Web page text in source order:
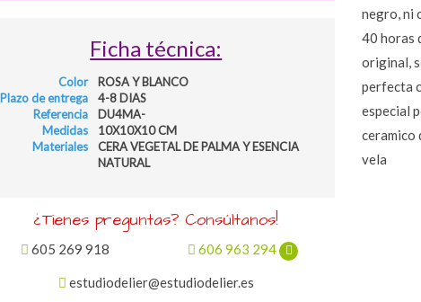
Ficha técnica:
Color
ROSA Y BLANCO
Plazo de entrega
4-8 DIAS
Referencia
DU4MA-
Medidas
10X10X10 CM
Materiales
CERA VEGETAL DE PALMA Y ESENCIA
NATURAL
¿Tienes preguntas? Consúltanos!
605 269 918 606 963 294
estudiodelier@estudiodelier.es
negro, ni
40 horas
original,
perfecta
especial
ceramico
vela